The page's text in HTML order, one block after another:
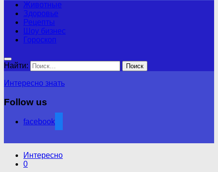
Животные
Здоровье
Рецепты
Шоу бизнес
Гороскоп
Найти:
Интересно знать
Follow us
facebook
Интересно
0